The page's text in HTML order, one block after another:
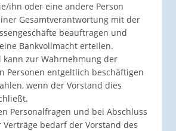
ihn oder eine andere Person
Gesamtverantwortung mit der
beauftragen und
Bankvollmacht erteilen.
kann zur Wahrnehmung der
Personen entgeltlich beschäftigen
wenn der Vorstand dies
Personalfragen und bei Abschluss
bedarf der Vorstand des